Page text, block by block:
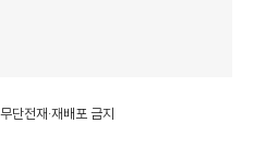
전재·재배포 금지